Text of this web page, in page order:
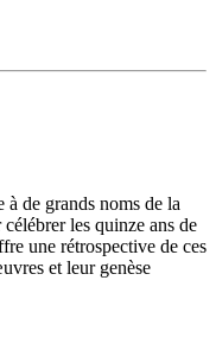
de grands noms de la
les quinze ans de
une rétrospective de ces
et leur genèse